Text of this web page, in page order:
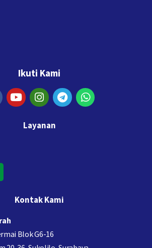
Ikuti Kami
Layanan
Kontak Kami
Blok G6-16